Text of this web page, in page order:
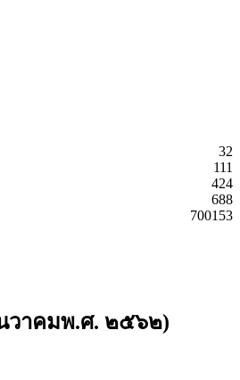
32
111
424
688
700153
วาคมพ.ศ. ๒๕๖๒)